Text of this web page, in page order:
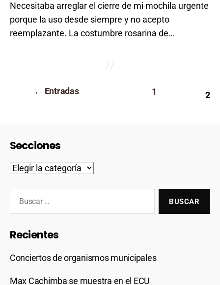
Necesitaba arreglar el cierre de mi mochila urgente
porque la uso desde siempre y no acepto
reemplazante. La costumbre rosarina de…
← Entradas 1 2
Secciones
Recientes
Conciertos de organismos municipales
Max Cachimba se muestra en el ECU